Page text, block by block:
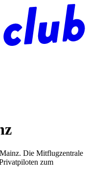
Die Mitflugzentrale
zum